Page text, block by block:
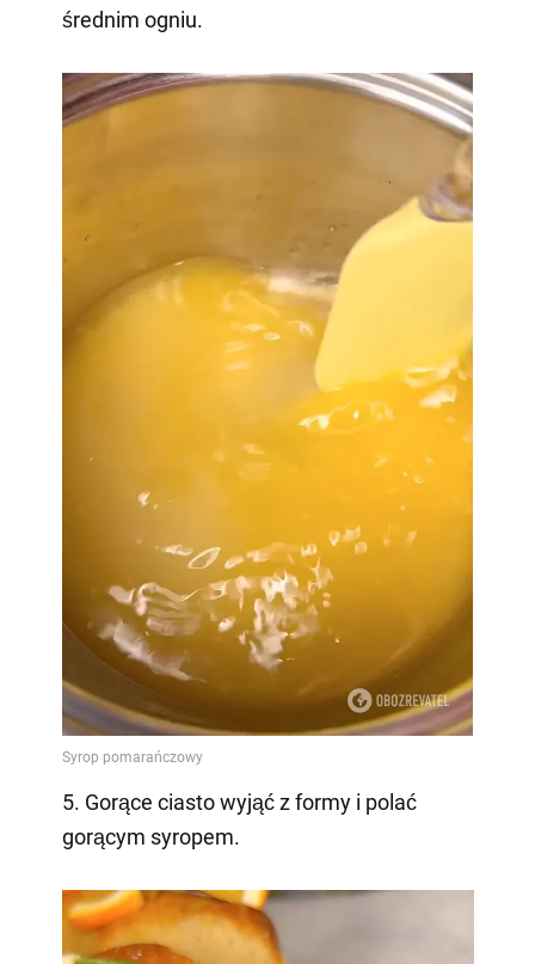
średnim ogniu.
5. Gorące ciasto wyjąć z formy i polać
gorącym syropem.